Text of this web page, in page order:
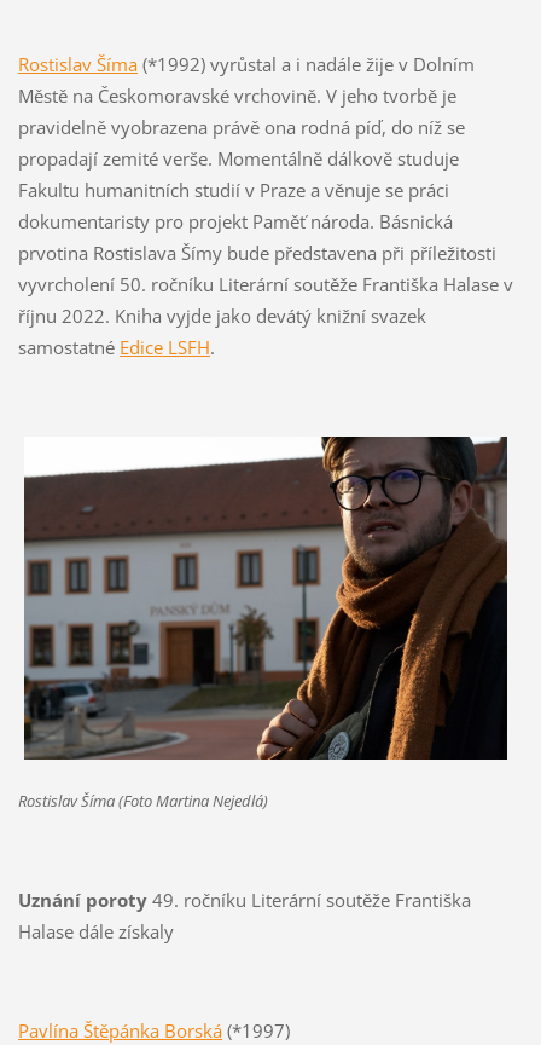
Rostislav Šíma(*1992) vyrůstal a i nadále žije v Dolním
Městě na Českomoravské vrchovině. V jeho tvorbě je
pravidelně vyobrazena právě ona rodná píď, do níž se
propadají zemité verše. Momentálně dálkově studuje
Fakultu humanitních studií v Praze a věnuje se práci
dokumentaristy pro projekt Paměť národa. Básnická
prvotina Rostislava Šímy bude představena při příležitosti
vyvrcholení 50. ročníku Literární soutěže Františka Halase v
říjnu 2022. Kniha vyjde jako devátý knižní svazek
samostatné Edice LSFH.
Rostislav Šíma (Foto Martina Nejedlá)
Uznání poroty49. ročníku Literární soutěže Františka
Halase dále získaly
Pavlína Štěpánka Borská(*1997)